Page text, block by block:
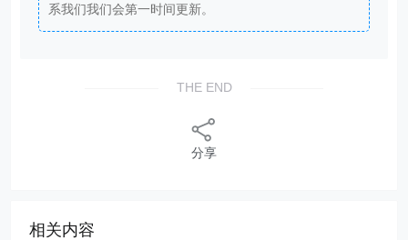
系我们我们会第一时间更新。
THE END
分享
相关内容